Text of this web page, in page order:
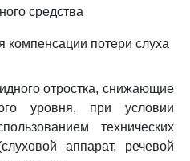
средства
компенсации потери слуха
отростка, снижающие
уровня, при условии
технических
аппарат, речевой